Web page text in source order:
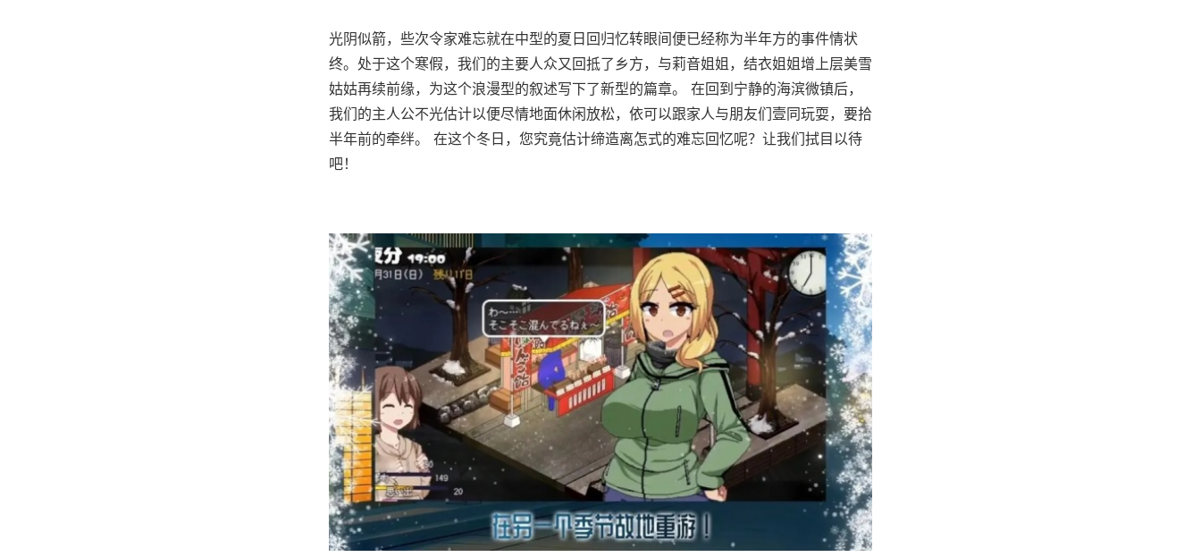
光阴似箭，些次令家难忘就在中型的夏日回归忆转眼间便已经称为半年方的事件情状
终。处于这个寒假，我们的主要人众又回抵了乡方，与莉音姐姐，结衣姐姐增上层美雪
姑姑再续前缘，为这个浪漫型的叙述写下了新型的篇章。 在回到宁静的海滨微镇后，
我们的主人公不光估计以便尽情地面休闲放松，依可以跟家人与朋友们壹同玩耍，要拾
半年前的牵绊。 在这个冬日，您究竟估计缔造离怎式的难忘回忆呢？让我们拭目以待
吧！